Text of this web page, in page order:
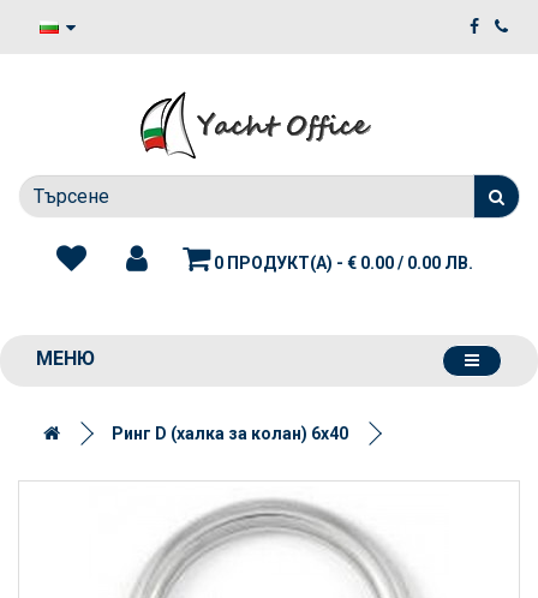
0 ПРОДУКТ(А) - € 0.00 / 0.00 ЛВ.
МЕНЮ
Ринг D (халка за колан) 6х40